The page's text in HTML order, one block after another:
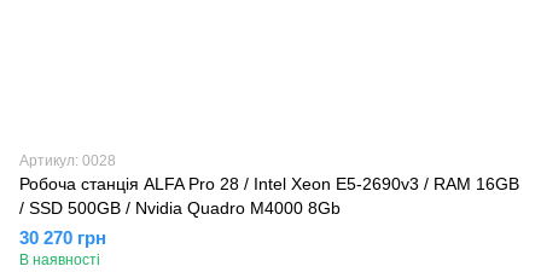
Артикул: 0028
Робоча станція ALFA Pro 28 / Intel Xeon E5-2690v3 / RAM 16GB
/ SSD 500GB / Nvidia Quadro M4000 8Gb
30 270 грн
В наявності